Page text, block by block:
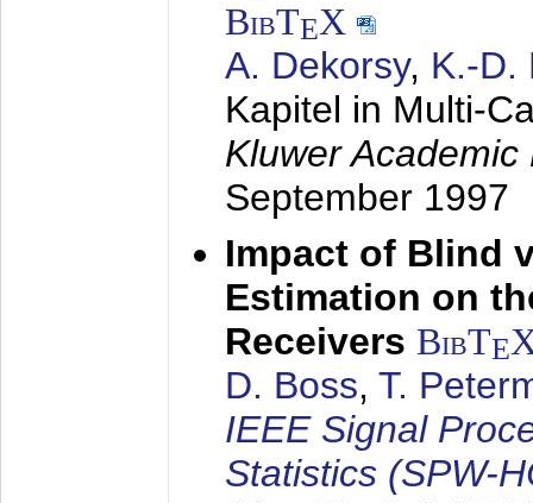
BibTEX
A. Dekorsy, K.-D.
Kapitel in Multi-
Kluwer
September 1997
Impact of Blind
Estimation on
Receivers BibTE
D. Boss, T.
IEEE Signal
Statistics (SPW-